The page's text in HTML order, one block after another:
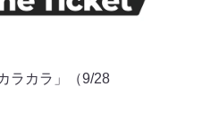
ラカラ」（9/28